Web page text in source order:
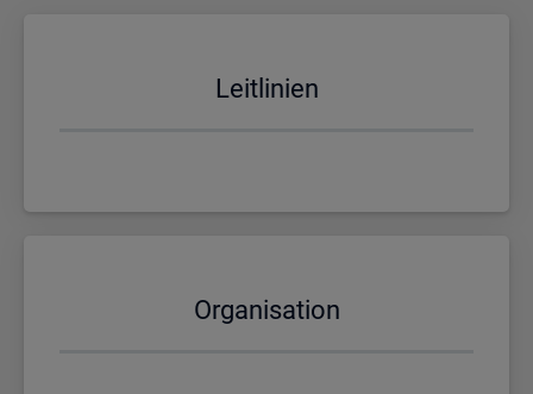
Leit­li­ni­en
Or­ga­ni­sa­ti­on